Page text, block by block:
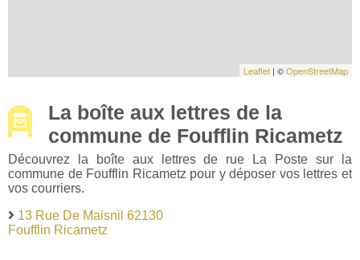
Leaflet | ©OpenStreetMap
La boîte aux lettres de la
commune de Foufflin Ricametz
Découvrez la boîte aux lettres de rue La Poste sur la
commune de Foufflin Ricametz pour y déposer vos lettres et
vos courriers.
13 Rue De Maisnil 62130
Foufflin Ricametz